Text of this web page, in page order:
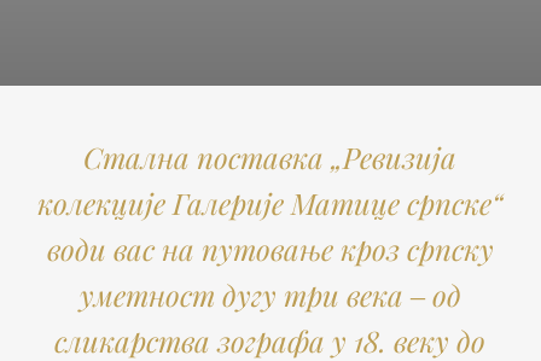
Стална поставка „Ревизија
колекције Галерије Матице српске“
води вас на путовање кроз српску
уметност дугу три века ‒ од
сликарствa зографа у 18. веку до